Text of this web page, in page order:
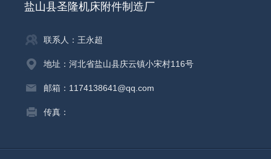
盐山县圣隆机床附件制造厂
联系人：王永超
地址：河北省盐山县庆云镇小宋村116号
邮箱：1174138641@qq.com
传真：